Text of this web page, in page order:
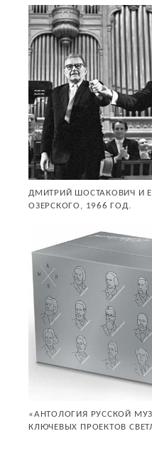
ДМИТРИЙ ШОСТАКОВИЧ И
ОЗЕРСКОГО, 1966 ГОД.
«АНТОЛОГИЯ РУССКОЙ
КЛЮЧЕВЫХ ПРОЕКТОВ